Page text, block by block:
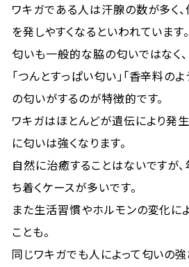
ワキガである人は汗腺の数が多く
を発しやすくなるといわれています。
匂いも一般的な脇の匂いではなく、
「つんとすっぱい匂い」「香辛料の
の匂いがするのが特徴的です。
ワキガはほとんどが遺伝により発
に匂いは強くなります。
自然に治癒することはないですが
ち着くケースが多いです。
また生活習慣やホルモンの変化に
ことも。
同じワキガでも人によって匂いの